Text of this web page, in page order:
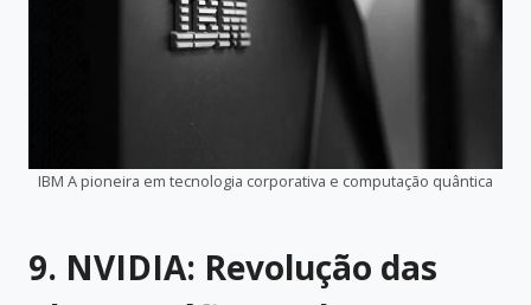
IBM A pioneira em tecnologia corporativa e computação quântica
9. NVIDIA: Revolução das